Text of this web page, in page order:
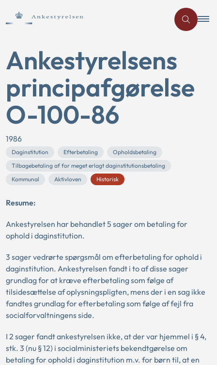
Ankestyrelsens
principafgørelse
O-100-86
1986
Daginstitution Efterbetaling
Opholdsbetaling
Tilbagebetaling af for meget erlagt daginstitutionsbetaling
Kommunal
Aktivloven Historisk
Resume:
Ankestyrelsen har behandlet 5 sager om betaling for
ophold i daginstitution.
3 sager vedrørte spørgsmål om efterbetaling for ophold i
daginstitution. Ankestyrelsen fandt i to af disse sager
grundlag for at kræve efterbetaling som følge af
tilsidesættelse af oplysningspligten, mens der i en sag ikke
fandtes grundlag for efterbetaling som følge af fejl fra
socialforvaltningens side.
I 2 sager fandt ankestyrelsen ikke, at der var hjemmel i § 4,
stk. 3 (nu § 12) i socialministeriets bekendtgørelse om
betaling for ophold i daginstitution m.v. for børn til, at en